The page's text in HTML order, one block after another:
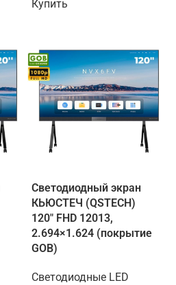
Купить
Светодиодный экран
КЬЮСТЕЧ (QSTECH)
120" FHD 12013,
2.694×1.624 (покрытие
GOB)
Светодиодные LED